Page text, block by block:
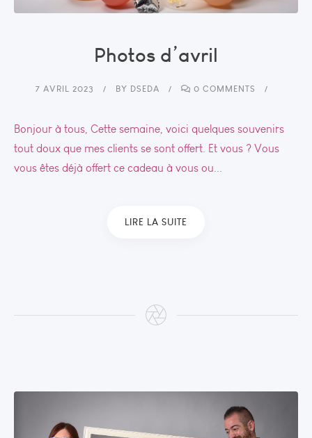
Photos d’avril
7 AVRIL 2023 BY DSEDA 0 COMMENTS
Bonjour à tous, Cette semaine, voici quelques souvenirs
tout doux que mes clients se sont offert. Et vous ? Vous
vous êtes déjà offert ce cadeau à vous ou...
LIRE LA SUITE